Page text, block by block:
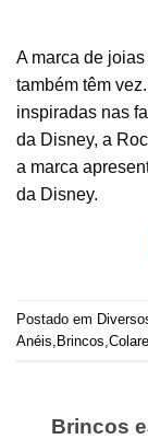
A marca de
também têm
inspiradas nas
da Disney, a
a marca
da Disney.
Postado em
Anéis Brincos
Brincos